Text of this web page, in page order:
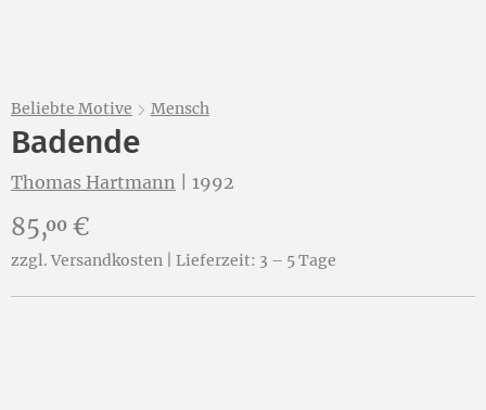
Beliebte Motive Mensch
Badende
Thomas Hartmann 1992
Preis:
85,00 €
zzgl. Versandkosten | Lieferzeit: 3 – 5 Tage